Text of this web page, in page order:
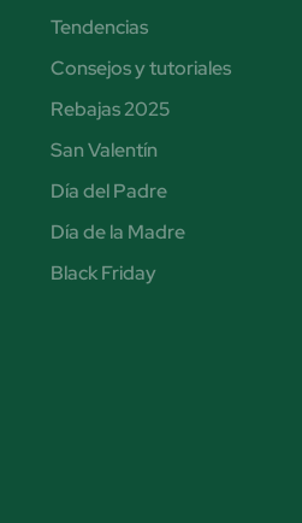
Tendencias
Consejos y tutoriales
Rebajas 2025
San Valentín
Día del Padre
Día de la Madre
Black Friday